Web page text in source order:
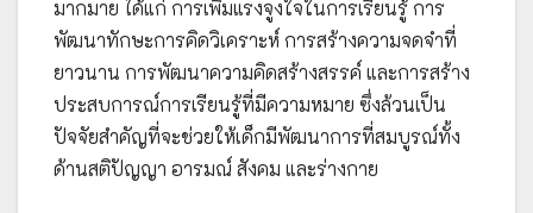
มากมาย ได้แก่ การเพิ่มแรงจูงใจในการเรียนรู้ การ
พัฒนาทักษะการคิดวิเคราะห์ การสร้างความจดจำที่
ยาวนาน การพัฒนาความคิดสร้างสรรค์ และการสร้าง
ประสบการณ์การเรียนรู้ที่มีความหมาย ซึ่งล้วนเป็น
ปัจจัยสำคัญที่จะช่วยให้เด็กมีพัฒนาการที่สมบูรณ์ทั้ง
ด้านสติปัญญา อารมณ์ สังคม และร่างกาย